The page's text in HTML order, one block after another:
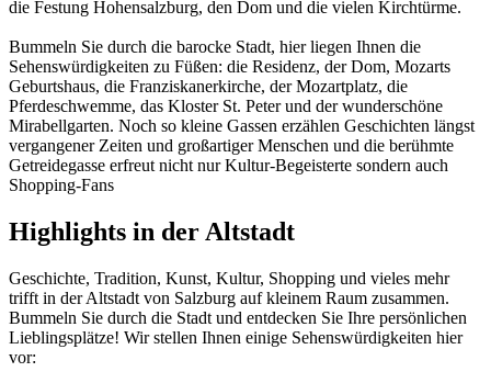
die Festung Hohensalzburg, den Dom und die vielen Kirchtürme.
Bummeln Sie durch die barocke Stadt, hier liegen Ihnen die
Sehenswürdigkeiten zu Füßen: die Residenz, der Dom, Mozarts
Geburtshaus, die Franziskanerkirche, der Mozartplatz, die
Pferdeschwemme, das Kloster St. Peter und der wunderschöne
Mirabellgarten. Noch so kleine Gassen erzählen Geschichten längst
vergangener Zeiten und großartiger Menschen und die berühmte
Getreidegasse erfreut nicht nur Kultur-Begeisterte sondern auch
Shopping-Fans
Highlights in der Altstadt
Geschichte, Tradition, Kunst, Kultur, Shopping und vieles mehr
trifft in der Altstadt von Salzburg auf kleinem Raum zusammen.
Bummeln Sie durch die Stadt und entdecken Sie Ihre persönlichen
Lieblingsplätze! Wir stellen Ihnen einige Sehenswürdigkeiten hier
vor: